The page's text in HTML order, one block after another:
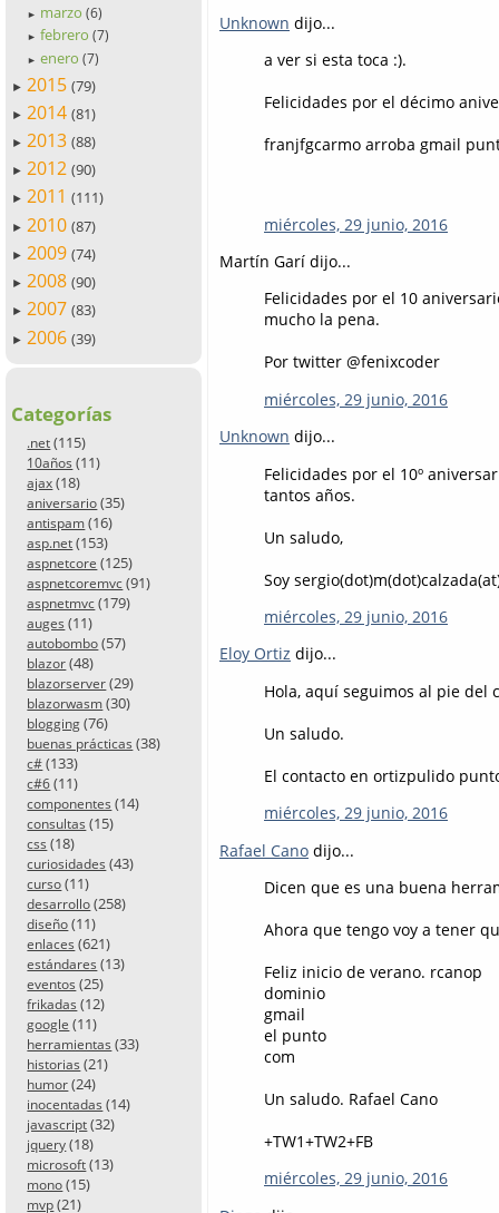
► marzo (6)
► febrero (7)
► enero (7)
► 2015 (79)
► 2014 (81)
► 2013 (88)
► 2012 (90)
► 2011 (111)
► 2010 (87)
► 2009 (74)
► 2008 (90)
► 2007 (83)
► 2006 (39)
Categorías
.net (115)
10años (11)
ajax (18)
aniversario (35)
antispam (16)
asp.net (153)
aspnetcore (125)
aspnetcoremvc (91)
aspnetmvc (179)
auges (11)
autobombo (57)
blazor (48)
blazorserver (29)
blazorwasm (30)
blogging (76)
buenas prácticas (38)
c# (133)
c#6 (11)
componentes (14)
consultas (15)
css (18)
curiosidades (43)
curso (11)
desarrollo (258)
diseño (11)
enlaces (621)
estándares (13)
eventos (25)
frikadas (12)
google (11)
herramientas (33)
historias (21)
humor (24)
inocentadas (14)
javascript (32)
jquery (18)
microsoft (13)
mono (15)
mvp (21)
Unknown dijo...
a ver si esta toca :).
Felicidades por el décimo
franjfgcarmo arroba gmail
miércoles, 29 junio, 2016
Martín Garí dijo...
Felicidades por el 10
mucho la pena.
Por twitter @fenixcoder
miércoles, 29 junio, 2016
Unknown dijo...
Felicidades por el 10º
tantos años.
Un saludo,
Soy
miércoles, 29 junio, 2016
Eloy Ortiz dijo...
Hola, aquí seguimos al pie del
Un saludo.
El contacto en ortizpulido
miércoles, 29 junio, 2016
Rafael Cano dijo...
Dicen que es una buena
Ahora que tengo voy a tener
Feliz inicio de verano. rcanop
dominio
gmail
el punto
com
Un saludo. Rafael Cano
+TW1+TW2+FB
miércoles, 29 junio, 2016